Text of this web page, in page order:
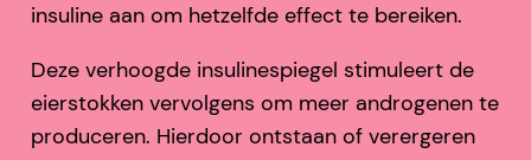
insuline aan om hetzelfde effect te bereiken.
Deze verhoogde insulinespiegel stimuleert de
eierstokken vervolgens om meer androgenen te
produceren. Hierdoor ontstaan of verergeren